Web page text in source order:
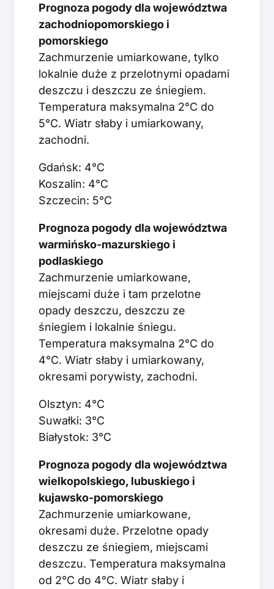
Prognoza pogody dla województwa
zachodniopomorskiego i
pomorskiego
Zachmurzenie umiarkowane, tylko
lokalnie duże z przelotnymi opadami
deszczu i deszczu ze śniegiem.
Temperatura maksymalna 2°C do
5°C. Wiatr słaby i umiarkowany,
zachodni.
Gdańsk: 4°C
Koszalin: 4°C
Szczecin: 5°C
Prognoza pogody dla województwa
warmińsko-mazurskiego i
podlaskiego
Zachmurzenie umiarkowane,
miejscami duże i tam przelotne
opady deszczu, deszczu ze
śniegiem i lokalnie śniegu.
Temperatura maksymalna 2°C do
4°C. Wiatr słaby i umiarkowany,
okresami porywisty, zachodni.
Olsztyn: 4°C
Suwałki: 3°C
Białystok: 3°C
Prognoza pogody dla województwa
wielkopolskiego, lubuskiego i
kujawsko-pomorskiego
Zachmurzenie umiarkowane,
okresami duże. Przelotne opady
deszczu ze śniegiem, miejscami
deszczu. Temperatura maksymalna
od 2°C do 4°C. Wiatr słaby i